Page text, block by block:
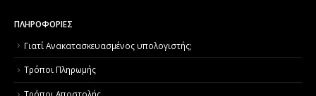
ΠΛΗΡΟΦΟΡΙΕΣ
Γιατί Aνακατασκευασμένος υπολογιστής;
Τρόποι Πληρωμής